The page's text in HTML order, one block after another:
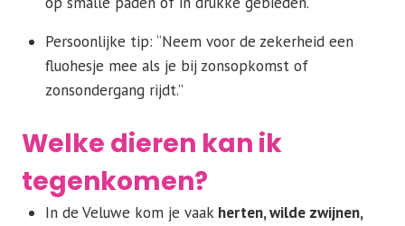
Persoonlijke tip: “Neem voor de zekerheid een
fluohesje mee als je bij zonsopkomst of
zonsondergang rijdt.”
Welke dieren kan ik
tegenkomen?
In de Veluwe kom je vaak herten, wilde zwijnen,